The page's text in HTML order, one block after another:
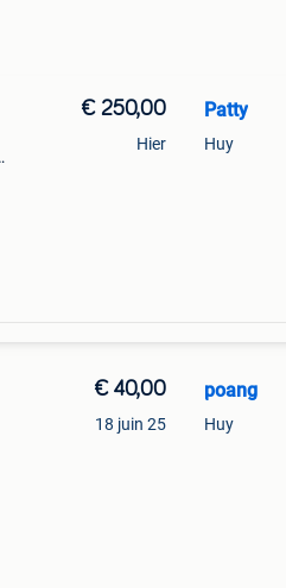
€ 250,00
Hier
Patty
Huy
€ 40,00
18 juin 25
poang
Huy